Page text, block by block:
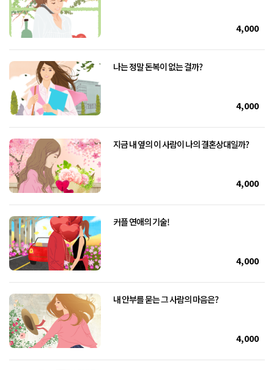
4,000
나는 정말 돈복이 없는 걸까?
4,000
지금 내 옆의 이 사람이 나의 결혼상대일까?
4,000
커플 연애의 기술!
4,000
내 안부를 묻는 그 사람의 마음은?
4,000